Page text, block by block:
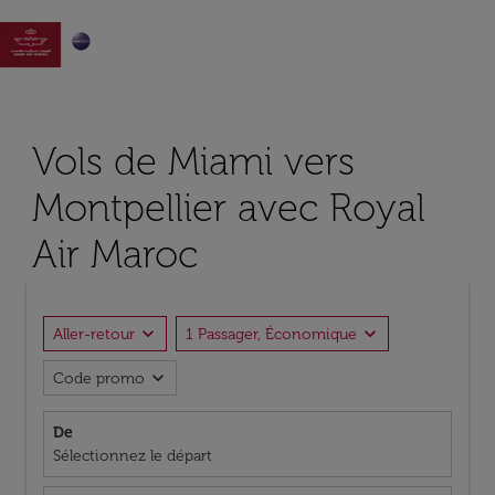

Vols de Miami vers
Montpellier avec Royal
Air Maroc
Aller-retour expand_more 1 Passager, Économique expand_more
Code promo expand_more
De
Sélectionnez le départ